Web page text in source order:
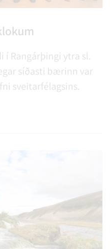
Rangárþingi ytra sl.
síðasti bærinn var
sveitarfélagsins.